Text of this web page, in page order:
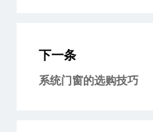
下一条
系统门窗的选购技巧